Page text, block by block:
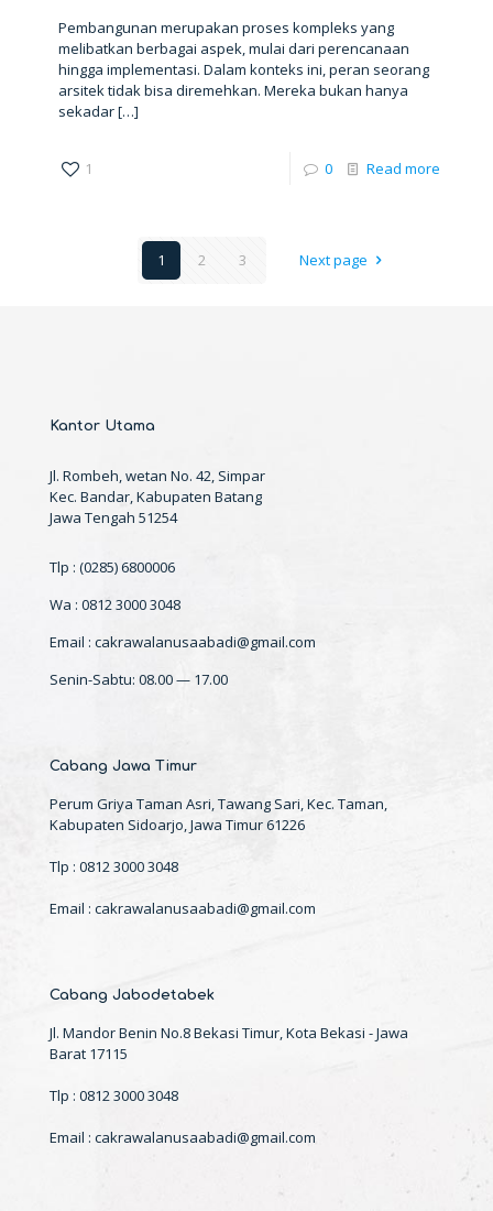
Pembangunan merupakan proses kompleks yang
melibatkan berbagai aspek, mulai dari perencanaan
hingga implementasi. Dalam konteks ini, peran seorang
arsitek tidak bisa diremehkan. Mereka bukan hanya
sekadar[…]
1 0 Read more
1 2 3 Next page
Kantor Utama
Jl. Rombeh, wetan No. 42, Simpar
Kec. Bandar, Kabupaten Batang
Jawa Tengah 51254
Tlp : (0285) 6800006
Wa : 0812 3000 3048
Email : cakrawalanusaabadi@gmail.com
Senin-Sabtu: 08.00 — 17.00
Cabang Jawa Timur
Perum Griya Taman Asri, Tawang Sari, Kec. Taman,
Kabupaten Sidoarjo, Jawa Timur 61226
Tlp : 0812 3000 3048
Email : cakrawalanusaabadi@gmail.com
Cabang Jabodetabek
Jl. Mandor Benin No.8 Bekasi Timur, Kota Bekasi - Jawa
Barat 17115
Tlp : 0812 3000 3048
Email : cakrawalanusaabadi@gmail.com